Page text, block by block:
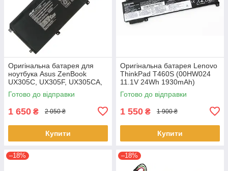
Оригінальна батарея для
ноутбука Asus ZenBook
UX305C, UX305F, UX305CA,
UX305FA - C31N1411 (+11.4 V
45Wh) АКБ
Готово до відправки
1 650 ₴ 2 050 ₴
Купити
Оригінальна батарея Lenovo
ThinkPad T460S (00HW024
11.1V 24Wh 1930mAh)
Акумулятор, АКБ для
ноутбука
Готово до відправки
1 550 ₴ 1 900 ₴
Купити
–18% –18%